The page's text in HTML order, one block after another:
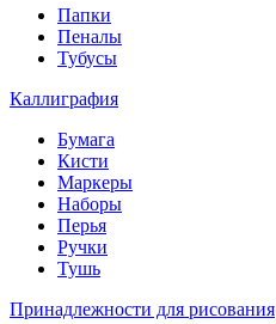
Папки
Пеналы
Тубусы
Каллиграфия
Бумага
Кисти
Маркеры
Наборы
Перья
Ручки
Тушь
Принадлежности для рисования